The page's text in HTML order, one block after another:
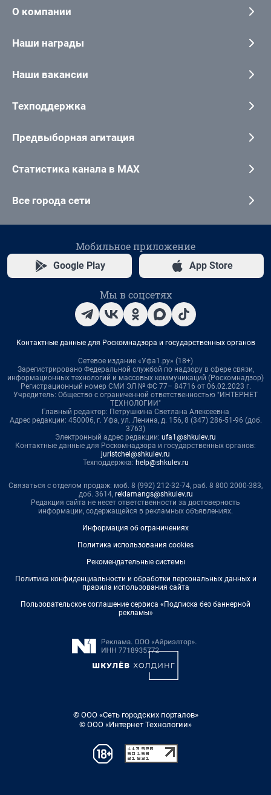
О компании
Наши награды
Наши вакансии
Техподдержка
Предвыборная агитация
Статистика канала в MAX
Все города сети
Мобильное приложение
Google Play App Store
Мы в соцсетях
Контактные данные для Роскомнадзора и государственных органов
Сетевое издание «Уфа1.ру» (18+)
Зарегистрировано Федеральной службой по надзору в сфере связи,
информационных технологий и массовых коммуникаций (Роскомнадзор)
Регистрационный номер СМИ ЭЛ № ФС 77– 84716 от 06.02.2023 г.
Учредитель: Общество с ограниченной ответственностью "ИНТЕРНЕТ
ТЕХНОЛОГИИ"
Главный редактор: Петрушкина Светлана Алексеевна
Адрес редакции: 450006, г. Уфа, ул. Ленина, д. 156, 8 (347) 286-51-96 (доб.
3763)
Электронный адрес редакции: ufa1@shkulev.ru
Контактные данные для Роскомнадзора и государственных органов:
juristchel@shkulev.ru
Техподдержка: help@shkulev.ru
Связаться с отделом продаж: моб. 8 (992) 212-32-74, раб. 8 800 2000-383,
доб. 3614, reklamangs@shkulev.ru
Редакция сайта не несет ответственности за достоверность
информации, содержащейся в рекламных объявлениях.
Информация об ограничениях
Политика использования cookies
Рекомендательные системы
Политика конфиденциальности и обработки персональных данных и
правила использования сайта
Пользовательское соглашение сервиса «Подписка без баннерной
рекламы»
© ООО «Сеть городских порталов»
© ООО «Интернет Технологии»